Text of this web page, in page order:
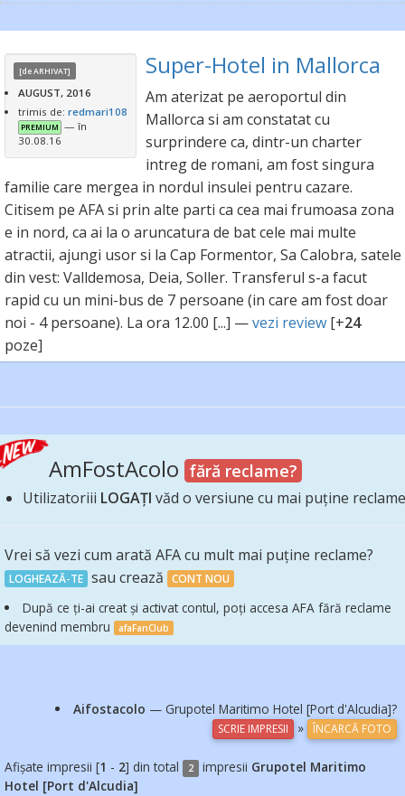
[de ARHIVAT]
AUGUST, 2016
trimis de: redmari108
PREMIUM — în
30.08.16
Super-Hotel in Mallorca
Am aterizat pe aeroportul din
Mallorca si am constatat cu
surprindere ca, dintr-un charter
intreg de romani, am fost singura
familie care mergea in nordul insulei pentru cazare.
Citisem pe AFA si prin alte parti ca cea mai frumoasa zona
e in nord, ca ai la o aruncatura de bat cele mai multe
atractii, ajungi usor si la Cap Formentor, Sa Calobra, satele
din vest: Valldemosa, Deia, Soller. Transferul s-a facut
rapid cu un mini-bus de 7 persoane (in care am fost doar
noi - 4 persoane). La ora 12.00 [...] —vezi review [+24
poze]
AmFostAcolo fără reclame?
Utilizatoriii LOGAȚI văd o versiune cu mai puține reclame
Vrei să vezi cum arată AFA cu mult mai puține reclame?
LOGHEAZĂ-TE sau crează CONT NOU
După ce ți-ai creat și activat contul, poți accesa AFA fără reclame
devenind membru
afaFanClub
Aifostacolo — Grupotel Maritimo Hotel [Port d'Alcudia]?
SCRIE IMPRESII » ÎNCARCĂ FOTO
Afișate impresii [1 - 2] din total 2 impresii Grupotel Maritimo
Hotel [Port d'Alcudia]